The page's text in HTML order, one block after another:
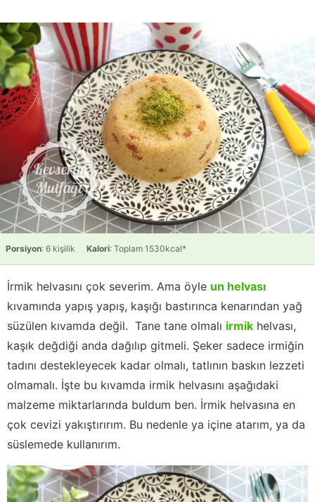
Porsiyon: 6 kişilik Kalori: Toplam 1530kcal*
İrmik helvasını çok severim. Ama öyle un helvası
kıvamında yapış yapış, kaşığı bastırınca kenarından yağ
süzülen kıvamda değil. Tane tane olmalı irmik helvası,
kaşık değdiği anda dağılıp gitmeli. Şeker sadece irmiğin
tadını destekleyecek kadar olmalı, tatlının baskın lezzeti
olmamalı. İşte bu kıvamda irmik helvasını aşağıdaki
malzeme miktarlarında buldum ben. İrmik helvasına en
çok cevizi yakıştırırım. Bu nedenle ya içine atarım, ya da
süslemede kullanırım.